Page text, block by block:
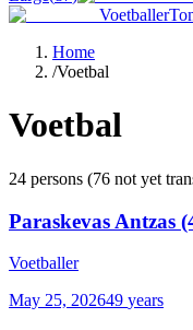
Voetballer
Home
/Voetbal
Voetbal
24 persons (76 not yet
Paraskevas Antzas
Voetballer
May 25, 202649 years